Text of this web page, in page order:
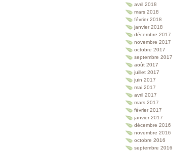
avril 2018
mars 2018
février 2018
janvier 2018
décembre 2017
novembre 2017
octobre 2017
septembre 2017
août 2017
juillet 2017
juin 2017
mai 2017
avril 2017
mars 2017
février 2017
janvier 2017
décembre 2016
novembre 2016
octobre 2016
septembre 2016